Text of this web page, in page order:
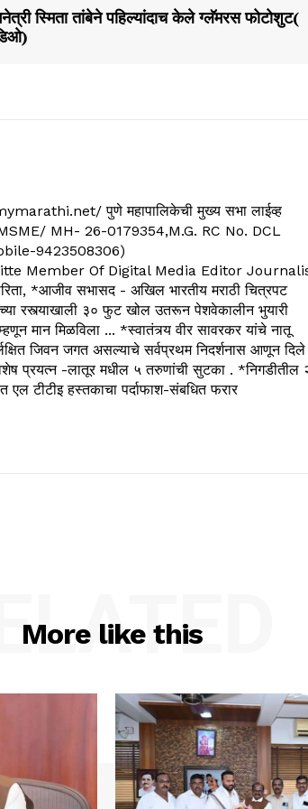
स्मिता तांबेने पहिल्यांदाच केले ग्लॅमरस फोटोशुट(
पुणे महापालिकेची मुख्य सभा लाईव्ह
MH- 26-0179354,M.G. RC No. DCL
9423508306)
Member Of Digital Media Editor
*आजीव सभासद - अखिल भारतीय मराठी चित्रपट
रस्त्याखाली ३० फुट खोल उतरून पेशवेकालीन भुयारी
मान मिळविला ... *स्वातंत्र्य वीर सावरकर यांचे नातू
जिवन जगत असल्याचे सर्वप्रथम निदर्शनास आणून दिले
प्रयत्न -लातूर मधील ५ तरुणांची सुटका . *निगडीतील
एल टीटीइ हस्तकाचा पर्दाफाश-संबधित फरार
More like this